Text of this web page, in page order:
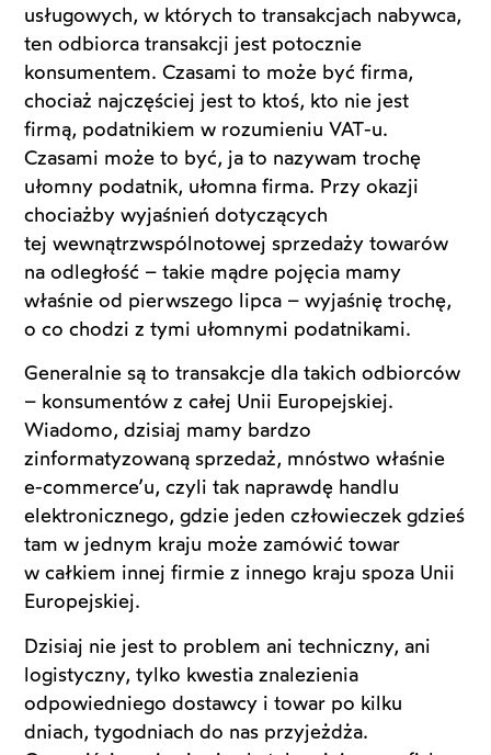
usługowych, w których to transakcjach nabywca,
ten odbiorca transakcji jest potocznie
konsumentem. Czasami to może być firma,
chociaż najczęściej jest to ktoś, kto nie jest
firmą, podatnikiem w rozumieniu VAT-u.
Czasami może to być, ja to nazywam trochę
ułomny podatnik, ułomna firma. Przy okazji
chociażby wyjaśnień dotyczących
tej wewnątrzwspólnotowej sprzedaży towarów
na odległość – takie mądre pojęcia mamy
właśnie od pierwszego lipca – wyjaśnię trochę,
o co chodzi z tymi ułomnymi podatnikami.
Generalnie są to transakcje dla takich odbiorców
– konsumentów z całej Unii Europejskiej.
Wiadomo, dzisiaj mamy bardzo
zinformatyzowaną sprzedaż, mnóstwo właśnie
e-commerce’u, czyli tak naprawdę handlu
elektronicznego, gdzie jeden człowieczek gdzieś
tam w jednym kraju może zamówić towar
w całkiem innej firmie z innego kraju spoza Unii
Europejskiej.
Dzisiaj nie jest to problem ani techniczny, ani
logistyczny, tylko kwestia znalezienia
odpowiedniego dostawcy i towar po kilku
dniach, tygodniach do nas przyjeżdża.